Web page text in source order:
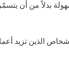
بدلاً من أن